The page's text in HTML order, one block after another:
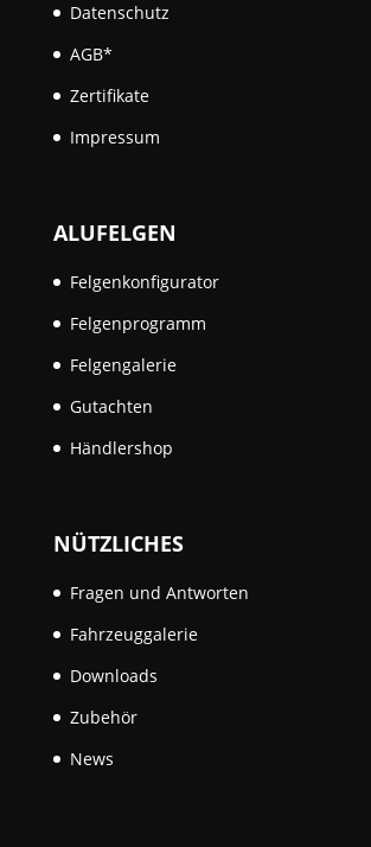
Datenschutz
AGB*
Zertifikate
Impressum
ALUFELGEN
Felgenkonfigurator
Felgenprogramm
Felgengalerie
Gutachten
Händlershop
NÜTZLICHES
Fragen und Antworten
Fahrzeuggalerie
Downloads
Zubehör
News